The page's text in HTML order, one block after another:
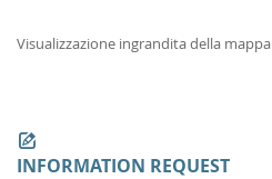
Visualizzazione ingrandita della mappa
INFORMATION REQUEST